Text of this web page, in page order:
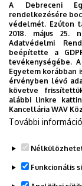
A Debreceni
jogú tagja:
Dr. Vecsernyés
A Debreceni
tagja:
Dr. Vecsernyés
A Debreceni
rendelkezésére
védelmét. Ezúton
2018. május 25.
Adatvédelmi
beépítette a
tevékenységébe.
Egyetem
érvényben lévő
követve
alábbi linkre
Kancellária WAV
További
Funkcionális